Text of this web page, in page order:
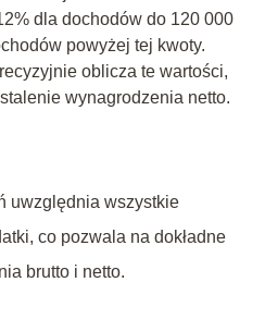
dla dochodów do 120 000
powyżej tej kwoty.
oblicza te wartości,
wynagrodzenia netto.
uwzględnia wszystkie
co pozwala na dokładne
brutto i netto.